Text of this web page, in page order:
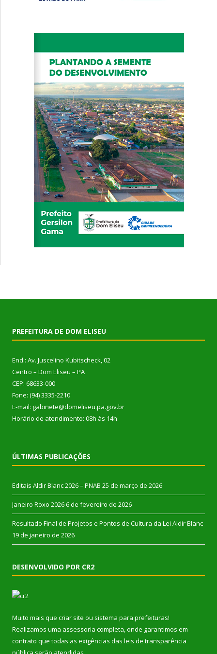
PREFEITURA DE DOM ELISEU
End.: Av. Juscelino Kubitscheck, 02
Centro – Dom Eliseu – PA
CEP: 68633-000
Fone: (94) 3335-2210
E-mail: gabinete@domeliseu.pa.gov.br
Horário de atendimento: 08h às 14h
ÚLTIMAS PUBLICAÇÕES
Editais Aldir Blanc 2026 – PNAB 25 de março de 2026
Janeiro Roxo 2026 6 de fevereiro de 2026
Resultado Final de Projetos e Pontos de Cultura da Lei Aldir Blanc
19 de janeiro de 2026
DESENVOLVIDO POR CR2
Muito mais que criar site ou sistema para prefeituras!
Realizamos uma assessoria completa, onde garantimos em
contrato que todas as exigências das leis de transparência